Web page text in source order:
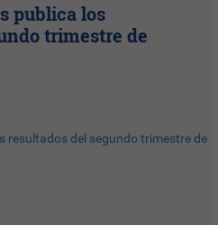
publica los
trimestre de